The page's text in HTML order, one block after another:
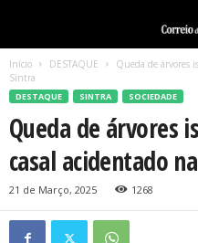
Início DESTAQUE
Queda de árvores
Sintra
DESTAQUE SINTRA SOCIEDADE
Queda de árvores
casal acidentado
21 de Março, 2025 1268